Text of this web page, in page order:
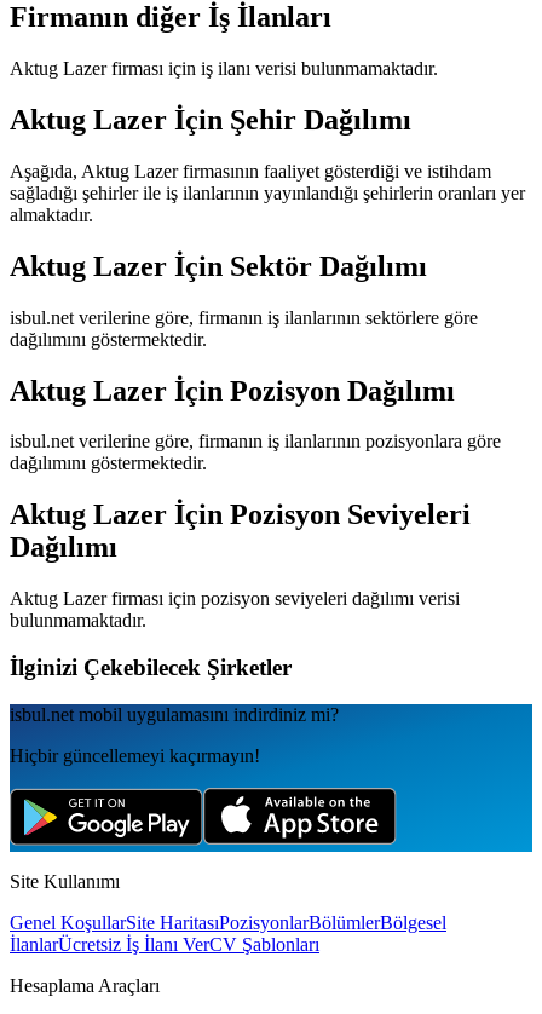
Firmanın diğer İş İlanları
Aktug Lazerfirması için iş ilanı verisi bulunmamaktadır.
Aktug Lazer İçin Şehir Dağılımı
Aşağıda, Aktug Lazerfirmasının faaliyet gösterdiği ve istihdam
sağladığı şehirler ile iş ilanlarının yayınlandığı şehirlerin oranları yer
almaktadır.
Aktug Lazer İçin Sektör Dağılımı
isbul.net verilerine göre, firmanın iş ilanlarının sektörlere göre
dağılımını göstermektedir.
Aktug Lazer İçin Pozisyon Dağılımı
isbul.net verilerine göre, firmanın iş ilanlarının pozisyonlara göre
dağılımını göstermektedir.
Aktug Lazer İçin Pozisyon Seviyeleri
Dağılımı
Aktug Lazerfirması için pozisyon seviyeleri dağılımı verisi
bulunmamaktadır.
İlginizi Çekebilecek Şirketler
isbul.net mobil uygulamаsını indirdiniz mi?
Hiçbir güncellemeyi kaçırmayın!
Site Kullanımı
Genel KoşullarSite HaritasıPozisyonlarBölümlerBölgesel
İlanlarÜcretsiz İş İlanı VerCV Şablonları
Hesaplama Araçları